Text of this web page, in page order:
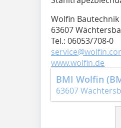
Wolfin Bautechnik
63607
Tel.: 06053/708-0
www.wolfin.de
BMI Wolfin
63607